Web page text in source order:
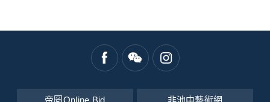
帝圖Online Bid 非池中藝術網